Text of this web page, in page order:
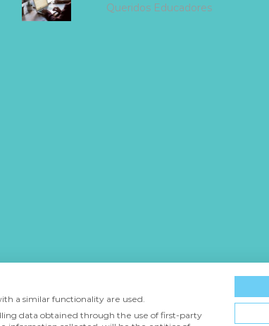
Queridos Educadores
a similar functionality are used.
data obtained through the use of first-party